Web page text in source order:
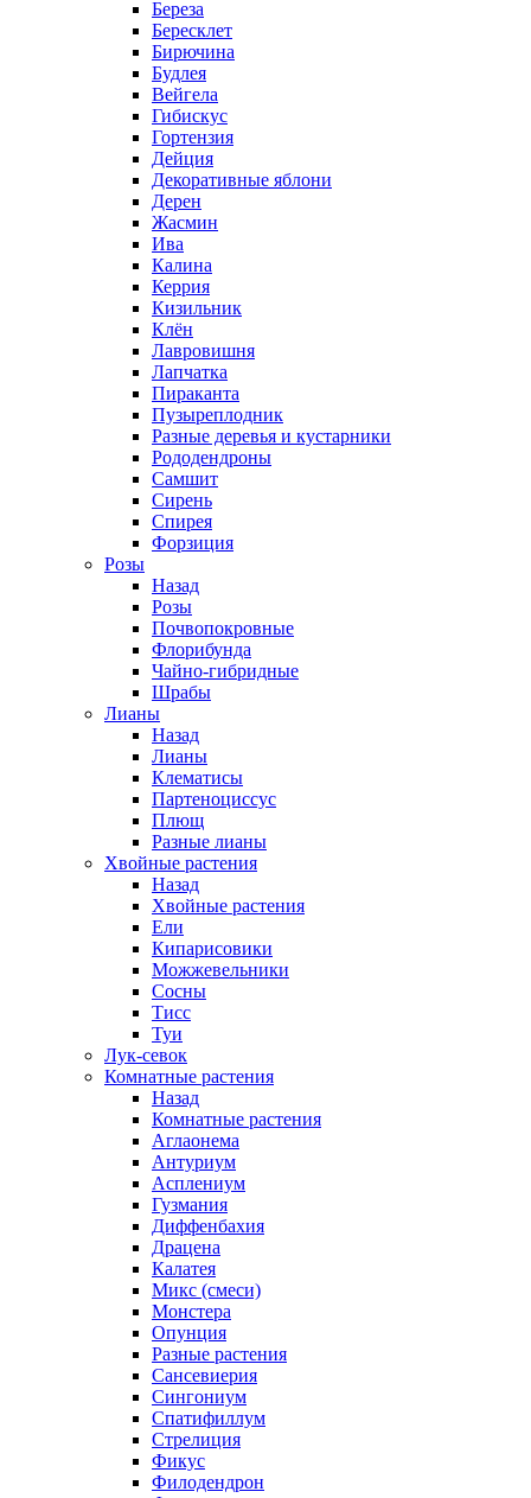
Береза
Бересклет
Бирючина
Будлея
Вейгела
Гибискус
Гортензия
Дейция
Декоративные яблони
Дерен
Жасмин
Ива
Калина
Керрия
Кизильник
Клён
Лавровишня
Лапчатка
Пираканта
Пузыреплодник
Разные деревья и кустарники
Рододендроны
Самшит
Сирень
Спирея
Форзиция
Розы
Назад
Розы
Почвопокровные
Флорибунда
Чайно-гибридные
Шрабы
Лианы
Назад
Лианы
Клематисы
Партеноциссус
Плющ
Разные лианы
Хвойные растения
Назад
Хвойные растения
Ели
Кипарисовики
Можжевельники
Сосны
Тисс
Туи
Лук-севок
Комнатные растения
Назад
Комнатные растения
Аглаонема
Антуриум
Асплениум
Гузмания
Диффенбахия
Драцена
Калатея
Микс (смеси)
Монстера
Опунция
Разные растения
Сансевиерия
Сингониум
Спатифиллум
Стрелиция
Фикус
Филодендрон